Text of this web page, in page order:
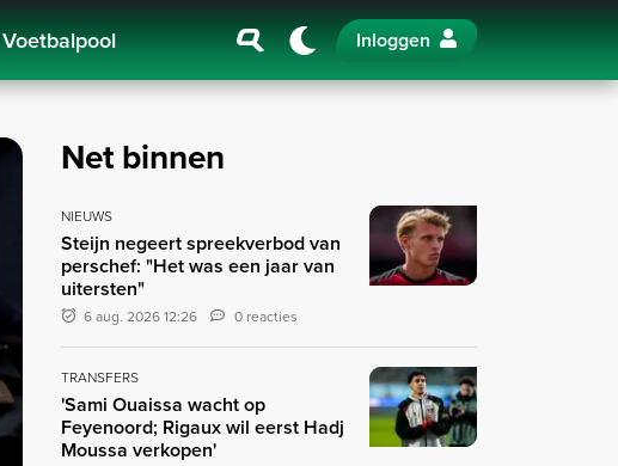
Voetbalpool Inloggen
Net binnen
NIEUWS
Steijn negeert spreekverbod van
perschef: "Het was een jaar van
uitersten"
6 aug. 2026 12:26 0 reacties
TRANSFERS
'Sami Ouaissa wacht op
Feyenoord; Rigaux wil eerst Hadj
Moussa verkopen'